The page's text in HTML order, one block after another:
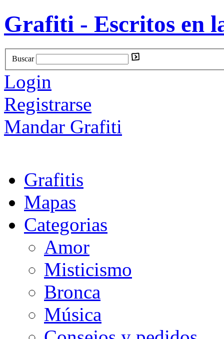
Grafiti - Escritos en
Buscar
Login
Registrarse
Mandar Grafiti
Grafitis
Mapas
Categorias
Amor
Misticismo
Bronca
Música